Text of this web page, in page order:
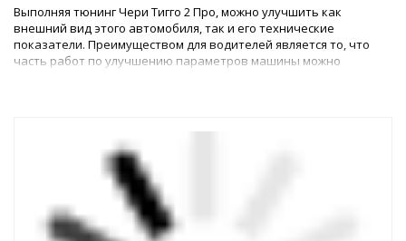
Выполняя тюнинг Чери Тигго 2 Про, можно улучшить как
внешний вид этого автомобиля, так и его технические
показатели. Преимуществом для водителей является то, что
часть работ по улучшению параметров машины можно